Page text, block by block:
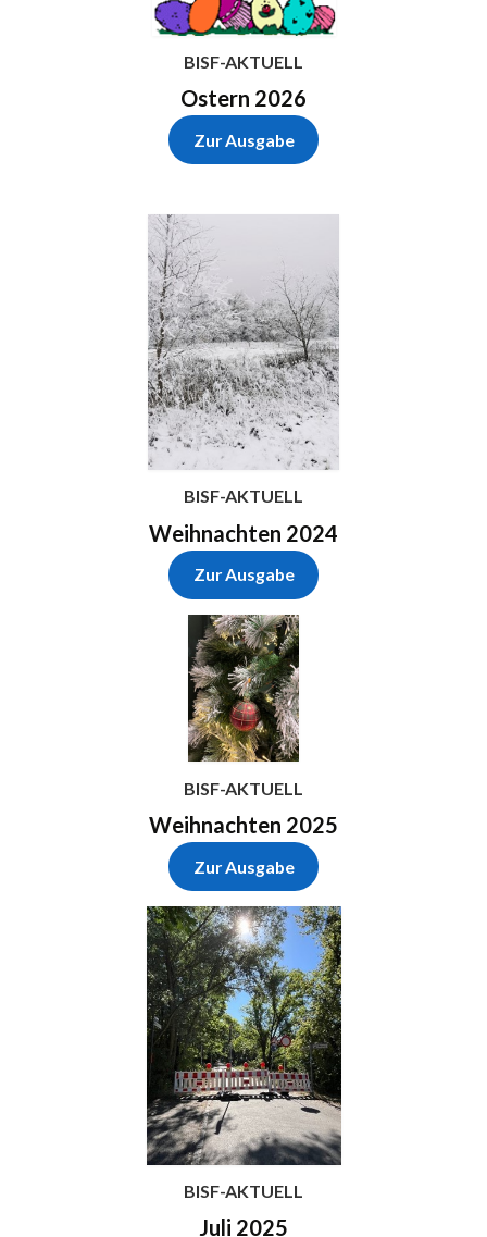
BISF-AKTUELL
Ostern 2026
Zur Ausgabe
BISF-AKTUELL
Weihnachten 2024
Zur Ausgabe
BISF-AKTUELL
Weihnachten 2025
Zur Ausgabe
BISF-AKTUELL
Juli 2025